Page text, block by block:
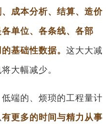
成本分析、结算、造价
单位、各条线、各部
基础性数据。 这大大减
大幅减少。
端的、烦琐的工程量计
有更多的时间与精力从事